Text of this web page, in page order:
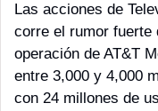
Las acciones de
corre el rumor fuerte
operación de AT&T
entre 3,000 y 4,000
con 24 millones de